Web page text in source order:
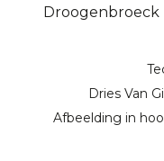
Droogenbroeck
Dries Van
Afbeelding in